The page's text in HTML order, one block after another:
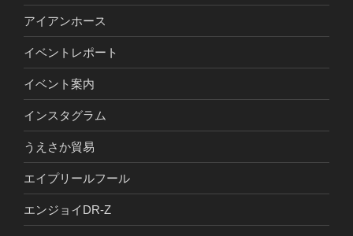
アイアンホース
イベントレポート
イベント案内
インスタグラム
うえさか貿易
エイプリールフール
エンジョイDR-Z